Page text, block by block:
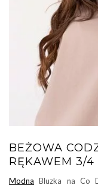
BEŻOWA
RĘKAWEM 3/4
Modna Bluzka na Co